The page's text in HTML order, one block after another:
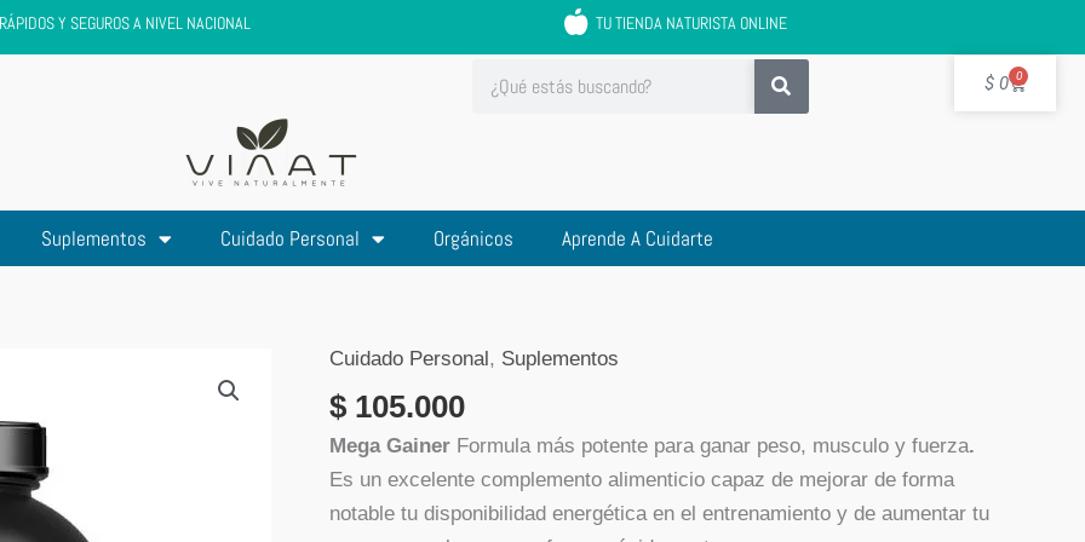
Y SEGUROS A NIVEL NACIONAL TU TIENDA NATURISTA ONLINE
Search $ 0 0
Cart
Suplementos Cuidado Personal Orgánicos Aprende A Cuidarte
Cuidado Personal, Suplementos
$ 105.000
Mega Gainer Formula más potente para ganar peso, musculo y fuerza.
Es un excelente complemento alimenticio capaz de mejorar de forma
notable tu disponibilidad energética en el entrenamiento y de aumentar tu